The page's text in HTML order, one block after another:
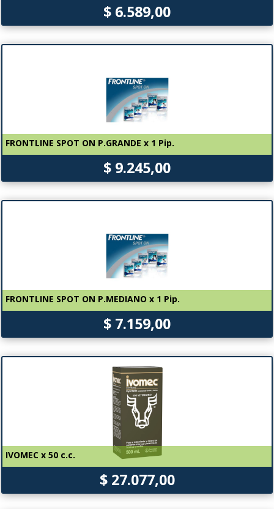
$ 6.589,00
FRONTLINE SPOT ON P.GRANDE x 1 Pip.
$ 9.245,00
FRONTLINE SPOT ON P.MEDIANO x 1 Pip.
$ 7.159,00
IVOMEC x 50 c.c.
$ 27.077,00